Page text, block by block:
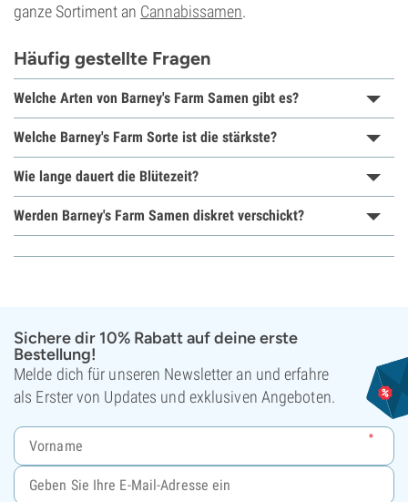
ganze Sortiment an Cannabissamen.
Häufig gestellte Fragen
Welche Arten von Barney's Farm Samen gibt es?
Welche Barney's Farm Sorte ist die stärkste?
Wie lange dauert die Blütezeit?
Werden Barney's Farm Samen diskret verschickt?
Sichere dir 10% Rabatt auf deine erste
Bestellung!
Melde dich für unseren Newsletter an und erfahre
als Erster von Updates und exklusiven Angeboten.